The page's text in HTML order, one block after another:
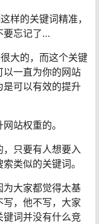
样的关键词精准，
要忘记了…
大的，而这个关键
一直为你的网站
是可以有效的提升
站权重的。
只要有人想要入
类似的关键词。
大家都觉得太基
，他不写，大家
词并没有什么竞